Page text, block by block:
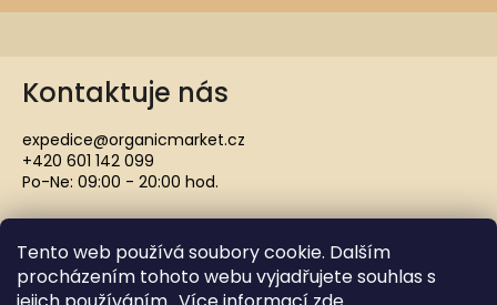
Tento web používá soubory cookie. Dalším
procházením tohoto webu vyjadřujete souhlas s
Kontaktuje nás
expedice@organicmarket.cz
+420 601 142 099
Po-Ne: 09:00 - 20:00 hod.